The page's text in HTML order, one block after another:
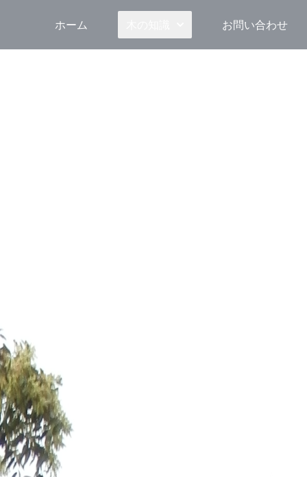
ホーム お問い合わせ